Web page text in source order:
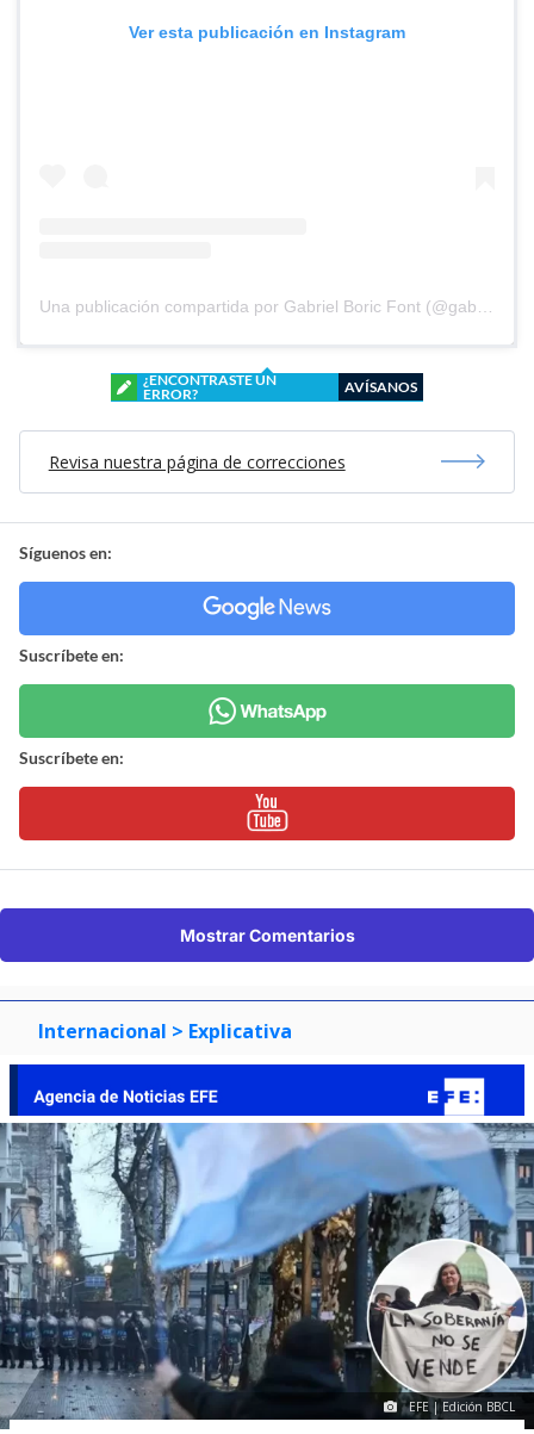
Ver esta publicación en Instagram
¿ENCONTRASTE UN
ERROR?
AVÍSANOS
Revisa nuestra página de correcciones
Síguenos en:
Suscríbete en:
Suscríbete en:
Mostrar Comentarios
Internacional > Explicativa
EFE | Edición BBCL